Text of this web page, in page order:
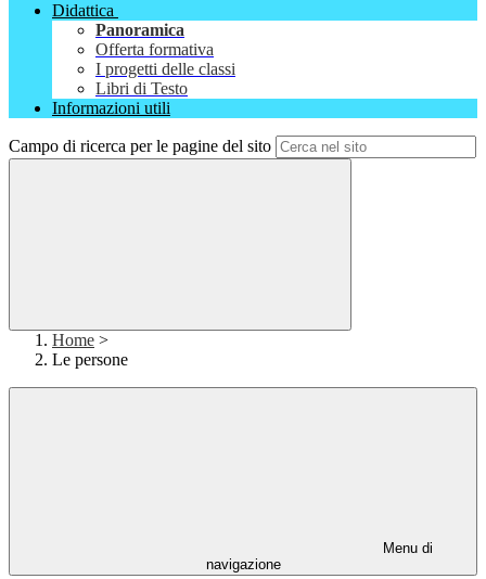
Didattica
Panoramica
Offerta formativa
I progetti delle classi
Libri di Testo
Informazioni utili
Campo di ricerca per le pagine del sito
Home >
Le persone
Menu di
navigazione